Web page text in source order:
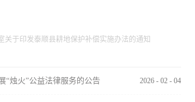
关于印发泰顺县耕地保护补偿实施办法的通知
“烛火”公益法律服务的公告 2026 - 02 - 04